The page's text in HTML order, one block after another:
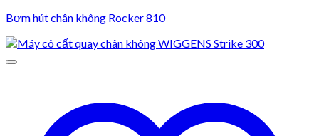
Bơm hút chân không Rocker 810